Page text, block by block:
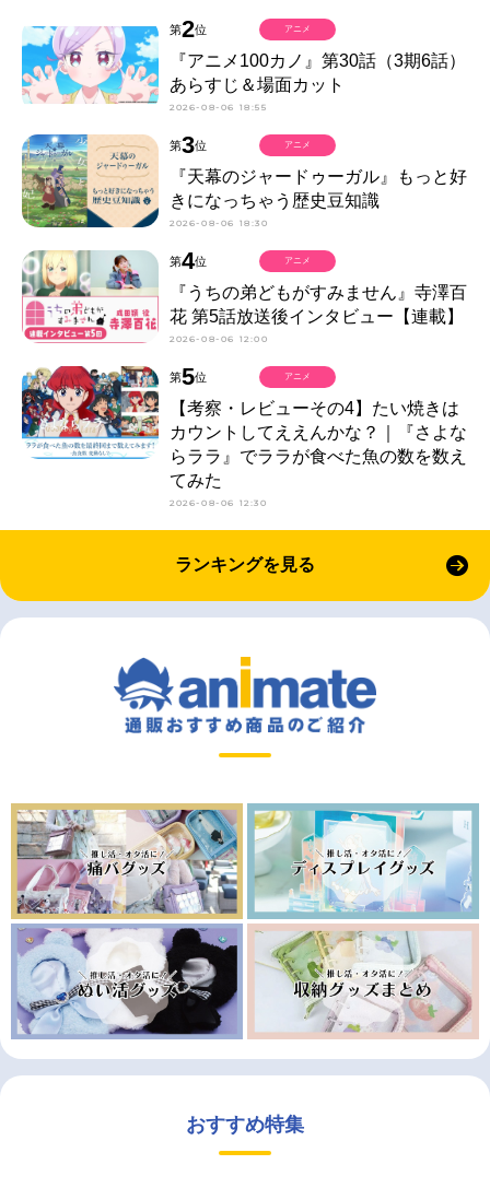
第2位
『アニメ100カノ』第30話（3期6話）
あらすじ＆場面カット
2026-08-06 18:55
アニメ
第3位
『天幕のジャードゥーガル』もっと好
きになっちゃう歴史豆知識
2026-08-06 18:30
アニメ
第4位
『うちの弟どもがすみません』寺澤百
花 第5話放送後インタビュー【連載】
2026-08-06 12:00
アニメ
第5位
【考察・レビューその4】たい焼きは
カウントしてええんかな？｜『さよな
らララ』でララが食べた魚の数を数え
てみた
2026-08-06 12:30
アニメ
ランキングを見る
おすすめ特集